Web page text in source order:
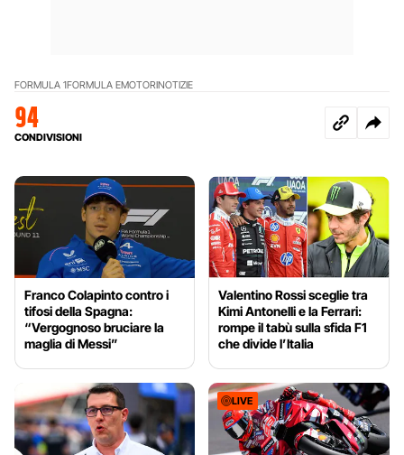
FORMULA 1FORMULA EMOTORINOTIZIE
94
CONDIVISIONI
Franco Colapinto contro i
tifosi della Spagna:
“Vergognoso bruciare la
maglia di Messi”
Valentino Rossi sceglie tra
Kimi Antonelli e la Ferrari:
rompe il tabù sulla sfida F1
che divide l’Italia
LIVE